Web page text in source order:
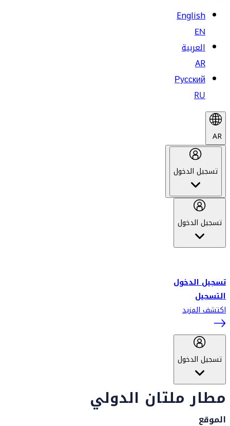
English
EN
العربية
AR
Русский
RU
AR
تسجيل الدخول
تسجيل الدخول
تسجيل الدخول
التسجيل
اكتشف المزيد
تسجيل الدخول
مطار ملتان الدولي
الموقع